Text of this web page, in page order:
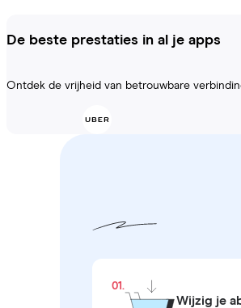
De beste prestaties in al je apps
Ontdek de vrijheid van betrouwbare
01.
Wijzig je